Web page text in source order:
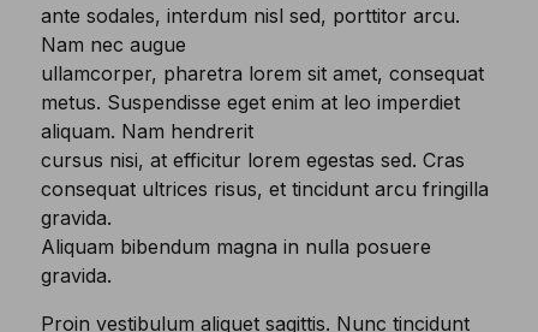
ante sodales, interdum nisl sed, porttitor arcu.
Nam nec augue
ullamcorper, pharetra lorem sit amet, consequat
metus. Suspendisse eget enim at leo imperdiet
aliquam. Nam hendrerit
cursus nisi, at efficitur lorem egestas sed. Cras
consequat ultrices risus, et tincidunt arcu fringilla
gravida.
Aliquam bibendum magna in nulla posuere
gravida.
Proin vestibulum aliquet sagittis. Nunc tincidunt